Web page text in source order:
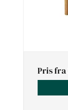
Pris fra